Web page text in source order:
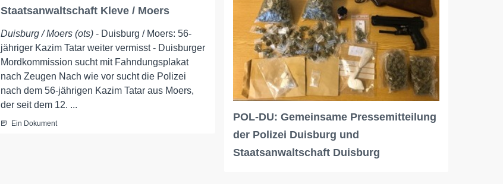
Staatsanwaltschaft Kleve / Moers
Duisburg / Moers (ots)- Duisburg / Moers: 56-
jähriger Kazim Tatar weiter vermisst - Duisburger
Mordkommission sucht mit Fahndungsplakat
nach Zeugen Nach wie vor sucht die Polizei
nach dem 56-jährigen Kazim Tatar aus Moers,
der seit dem 12. ...
Ein Dokument
POL-DU: Gemeinsame Pressemitteilung
der Polizei Duisburg und
Staatsanwaltschaft Duisburg